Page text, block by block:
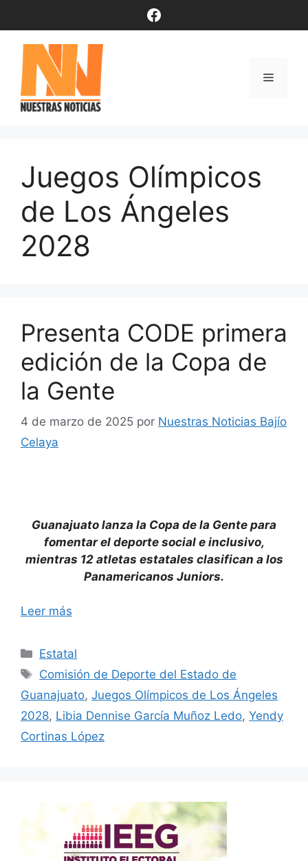
contenido
Facebook
Menú
Juegos Olímpicos
de Los Ángeles
2028
Presenta CODE primera
edición de la Copa de
la Gente
4 de marzo de 2025 por Nuestras Noticias Bajío
Celaya
Guanajuato lanza la Copa de la Gente para
fomentar el deporte social e inclusivo,
mientras 12 atletas estatales clasifican a los
Panamericanos Juniors.
Leer más
Categorías
Estatal
Etiquetas
Comisión de Deporte del Estado de
Guanajuato, Juegos Olímpicos de Los Ángeles
2028, Libia Dennise García Muñoz Ledo, Yendy
Cortinas López